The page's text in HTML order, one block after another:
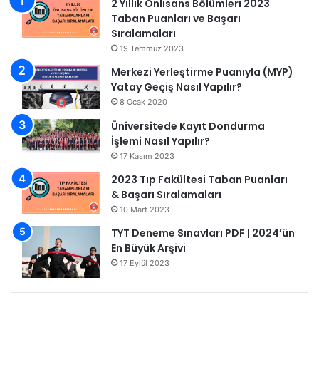
2 Yıllık Önlisans Bölümleri 2023
Taban Puanları ve Başarı
Sıralamaları
19 Temmuz 2023
Merkezi Yerleştirme Puanıyla (MYP)
Yatay Geçiş Nasıl Yapılır?
8 Ocak 2020
Üniversitede Kayıt Dondurma
İşlemi Nasıl Yapılır?
17 Kasım 2023
2023 Tıp Fakültesi Taban Puanları
& Başarı Sıralamaları
10 Mart 2023
TYT Deneme Sınavları PDF | 2024’ün
En Büyük Arşivi
17 Eylül 2023